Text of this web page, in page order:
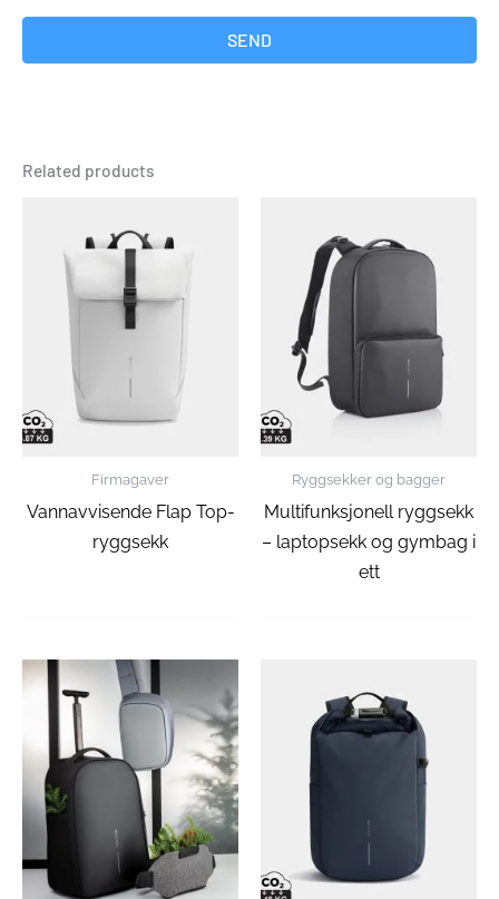
SEND
Related products
Firmagaver
Vannavvisende Flap Top-
ryggsekk
Ryggsekker og bagger
Multifunksjonell ryggsekk
– laptopsekk og gymbag i
ett